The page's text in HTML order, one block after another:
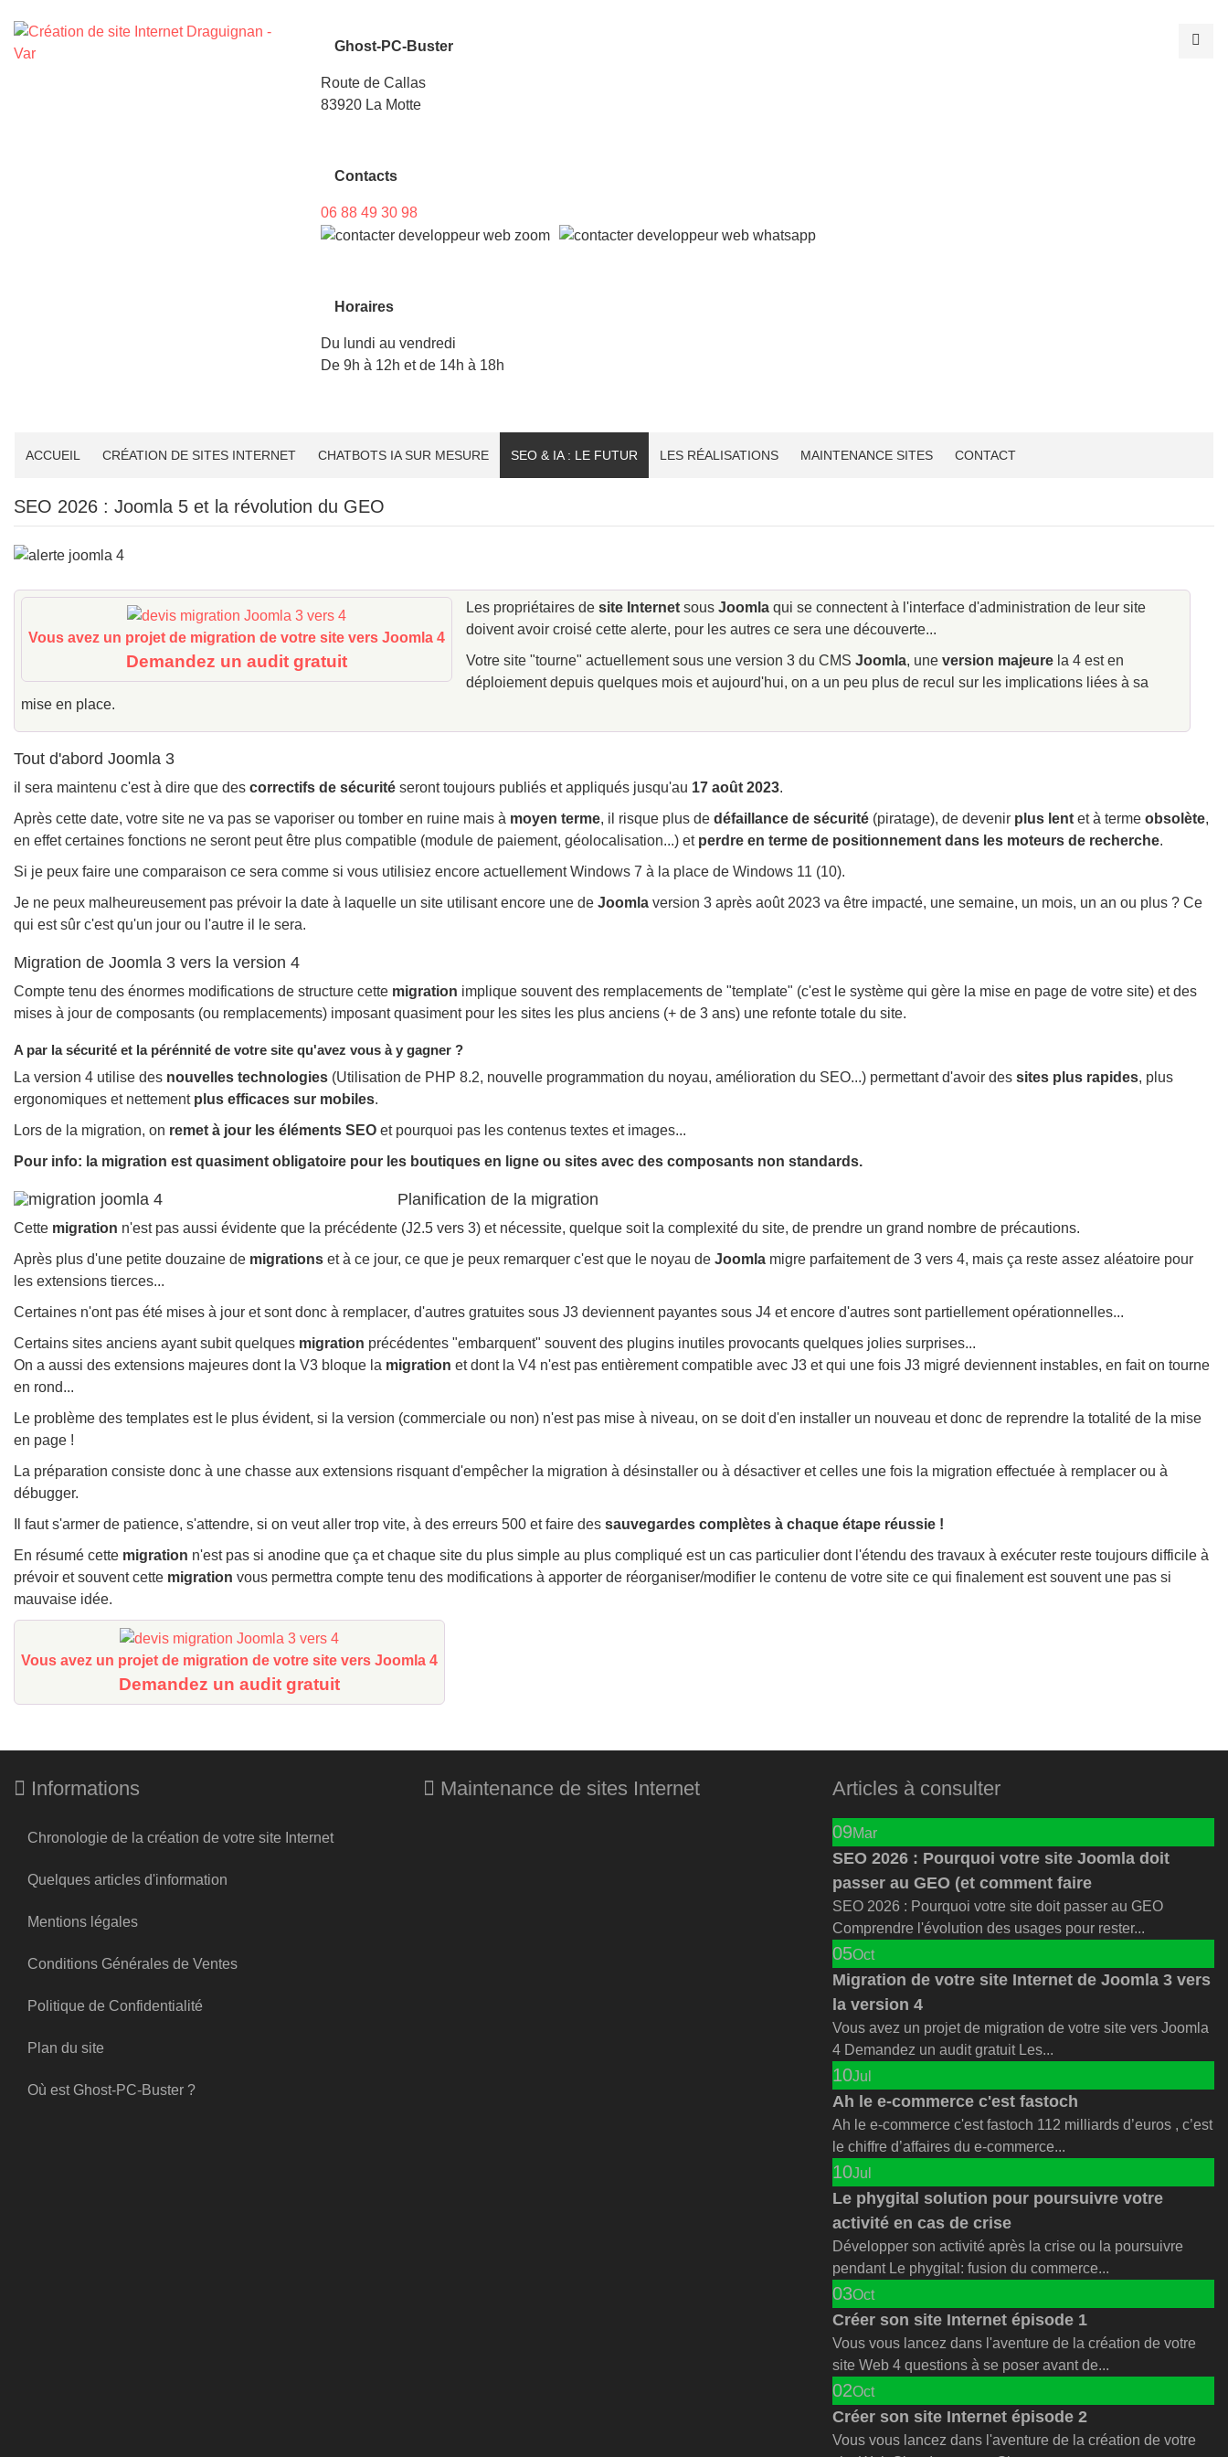
Ghost-PC-Buster
Route de Callas
83920 La Motte
Contacts
06 88 49 30 98
Horaires
Du lundi au vendredi
De 9h à 12h et de 14h à 18h
ACCUEIL CRÉATION DE SITES INTERNET CHATBOTS IA SUR MESURE SEO & IA : LE FUTUR LES RÉALISATIONS MAINTENANCE SITES CONTACT
SEO 2026 : Joomla 5 et la révolution du GEO
Vous avez un projet de migration de votre site vers Joomla 4
Demandez un audit gratuit
Les propriétaires de site Internet sous Joomla qui se connectent à l'interface d'administration de leur site
doivent avoir croisé cette alerte, pour les autres ce sera une découverte...
Votre site "tourne" actuellement sous une version 3 du CMS Joomla, une version majeure la 4 est en
déploiement depuis quelques mois et aujourd'hui, on a un peu plus de recul sur les implications liées à sa
mise en place.
Tout d'abord Joomla 3
il sera maintenu c'est à dire que des correctifs de sécurité seront toujours publiés et appliqués jusqu'au 17 août 2023.
Après cette date, votre site ne va pas se vaporiser ou tomber en ruine mais à moyen terme, il risque plus de défaillance de sécurité (piratage), de devenir plus lent et à terme obsolète,
en effet certaines fonctions ne seront peut être plus compatible (module de paiement, géolocalisation...) et perdre en terme de positionnement dans les moteurs de recherche.
Si je peux faire une comparaison ce sera comme si vous utilisiez encore actuellement Windows 7 à la place de Windows 11 (10).
Je ne peux malheureusement pas prévoir la date à laquelle un site utilisant encore une de Joomla version 3 après août 2023 va être impacté, une semaine, un mois, un an ou plus ? Ce
qui est sûr c'est qu'un jour ou l'autre il le sera.
Migration de Joomla 3 vers la version 4
Compte tenu des énormes modifications de structure cette migration implique souvent des remplacements de "template" (c'est le système qui gère la mise en page de votre site) et des
mises à jour de composants (ou remplacements) imposant quasiment pour les sites les plus anciens (+ de 3 ans) une refonte totale du site.
A par la sécurité et la pérénnité de votre site qu'avez vous à y gagner ?
La version 4 utilise des nouvelles technologies (Utilisation de PHP 8.2, nouvelle programmation du noyau, amélioration du SEO...) permettant d'avoir des sites plus rapides, plus
ergonomiques et nettement plus efficaces sur mobiles.
Lors de la migration, on remet à jour les éléments SEO et pourquoi pas les contenus textes et images...
Pour info: la migration est quasiment obligatoire pour les boutiques en ligne ou sites avec des composants non standards.
Planification de la migration
Cette migration n'est pas aussi évidente que la précédente (J2.5 vers 3) et nécessite, quelque soit la complexité du site, de prendre un grand nombre de précautions.
Après plus d'une petite douzaine de migrations et à ce jour, ce que je peux remarquer c'est que le noyau de Joomla migre parfaitement de 3 vers 4, mais ça reste assez aléatoire pour
les extensions tierces...
Certaines n'ont pas été mises à jour et sont donc à remplacer, d'autres gratuites sous J3 deviennent payantes sous J4 et encore d'autres sont partiellement opérationnelles...
Certains sites anciens ayant subit quelques migration précédentes "embarquent" souvent des plugins inutiles provocants quelques jolies surprises...
On a aussi des extensions majeures dont la V3 bloque la migration et dont la V4 n'est pas entièrement compatible avec J3 et qui une fois J3 migré deviennent instables, en fait on tourne
en rond...
Le problème des templates est le plus évident, si la version (commerciale ou non) n'est pas mise à niveau, on se doit d'en installer un nouveau et donc de reprendre la totalité de la mise
en page !
La préparation consiste donc à une chasse aux extensions risquant d'empêcher la migration à désinstaller ou à désactiver et celles une fois la migration effectuée à remplacer ou à
débugger.
Il faut s'armer de patience, s'attendre, si on veut aller trop vite, à des erreurs 500 et faire des sauvegardes complètes à chaque étape réussie !
En résumé cette migration n'est pas si anodine que ça et chaque site du plus simple au plus compliqué est un cas particulier dont l'étendu des travaux à exécuter reste toujours difficile à
prévoir et souvent cette migration vous permettra compte tenu des modifications à apporter de réorganiser/modifier le contenu de votre site ce qui finalement est souvent une pas si
mauvaise idée.
Vous avez un projet de migration de votre site vers Joomla 4
Demandez un audit gratuit
Informations
Chronologie de la création de votre site Internet
Quelques articles d'information
Mentions légales
Conditions Générales de Ventes
Politique de Confidentialité
Plan du site
Où est Ghost-PC-Buster ?
Maintenance de sites Internet Articles à consulter
09Mar
SEO 2026 : Pourquoi votre site Joomla doit
passer au GEO (et comment faire
SEO 2026 : Pourquoi votre site doit passer au GEO
Comprendre l'évolution des usages pour rester...
05Oct
Migration de votre site Internet de Joomla 3 vers
la version 4
Vous avez un projet de migration de votre site vers Joomla
4 Demandez un audit gratuit Les...
10Jul
Ah le e-commerce c'est fastoch
Ah le e-commerce c'est fastoch 112 milliards d’euros , c’est
le chiffre d’affaires du e-commerce...
10Jul
Le phygital solution pour poursuivre votre
activité en cas de crise
Développer son activité après la crise ou la poursuivre
pendant Le phygital: fusion du commerce...
03Oct
Créer son site Internet épisode 1
Vous vous lancez dans l'aventure de la création de votre
site Web 4 questions à se poser avant de...
02Oct
Créer son site Internet épisode 2
Vous vous lancez dans l'aventure de la création de votre